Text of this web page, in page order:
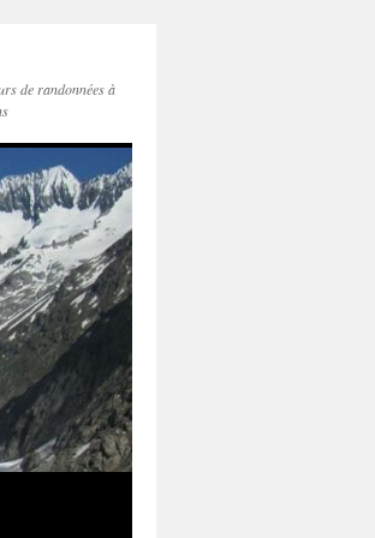
de randonnées à